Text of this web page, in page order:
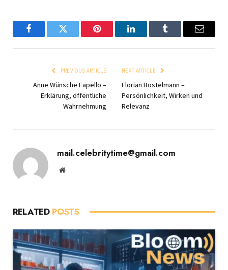
FacebookTwitter Pinterest LinkedInTumblr Email
PREVIOUS ARTICLE
Anne Wünsche Fapello –
Erklärung, öffentliche
Wahrnehmung
NEXT ARTICLE
Florian Bostelmann –
Persönlichkeit, Wirken und
Relevanz
mail.celebritytime@gmail.com
Website
RELATED POSTS